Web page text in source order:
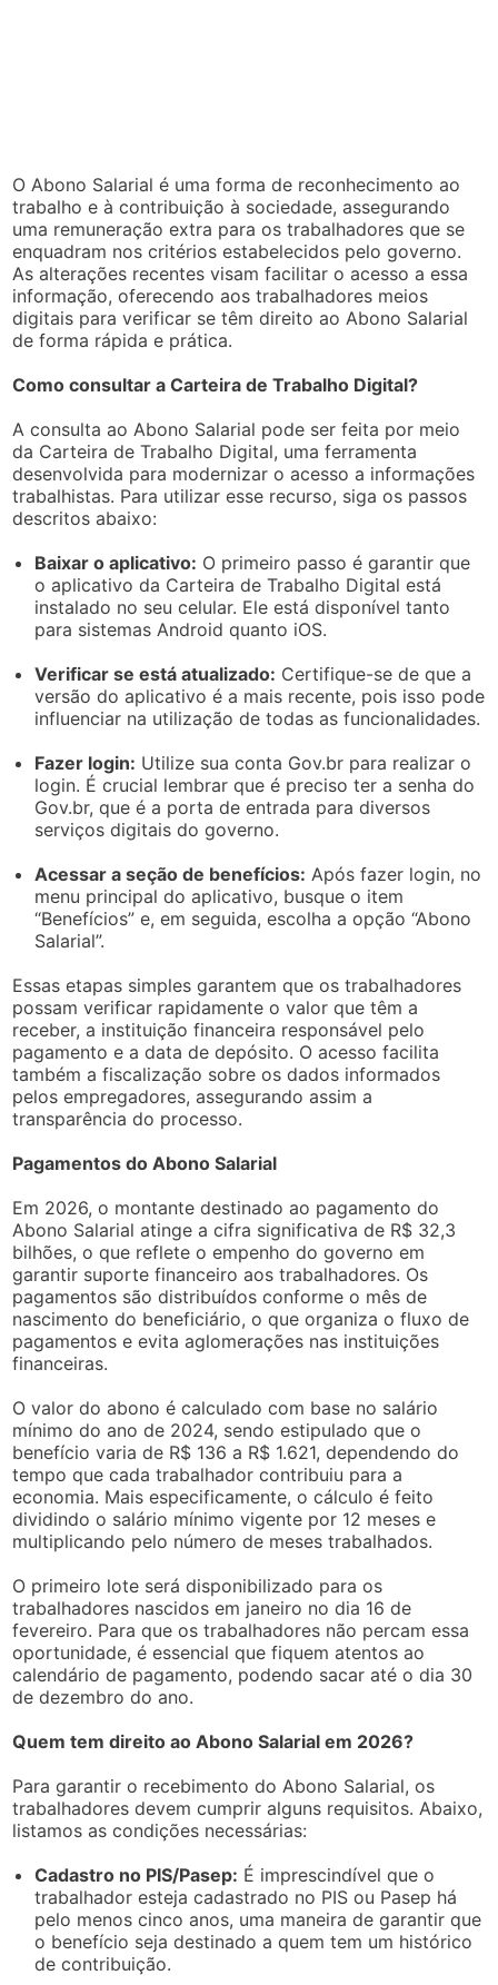
O Abono Salarial é uma forma de reconhecimento ao
trabalho e à contribuição à sociedade, assegurando
uma remuneração extra para os trabalhadores que se
enquadram nos critérios estabelecidos pelo governo.
As alterações recentes visam facilitar o acesso a essa
informação, oferecendo aos trabalhadores meios
digitais para verificar se têm direito ao Abono Salarial
de forma rápida e prática.
Como consultar a Carteira de Trabalho Digital?
A consulta ao Abono Salarial pode ser feita por meio
da Carteira de Trabalho Digital, uma ferramenta
desenvolvida para modernizar o acesso a informações
trabalhistas. Para utilizar esse recurso, siga os passos
descritos abaixo:
Baixar o aplicativo: O primeiro passo é garantir que
o aplicativo da Carteira de Trabalho Digital está
instalado no seu celular. Ele está disponível tanto
para sistemas Android quanto iOS.
Verificar se está atualizado: Certifique-se de que a
versão do aplicativo é a mais recente, pois isso pode
influenciar na utilização de todas as funcionalidades.
Fazer login: Utilize sua conta Gov.br para realizar o
login. É crucial lembrar que é preciso ter a senha do
Gov.br, que é a porta de entrada para diversos
serviços digitais do governo.
Acessar a seção de benefícios: Após fazer login, no
menu principal do aplicativo, busque o item
“Benefícios” e, em seguida, escolha a opção “Abono
Salarial”.
Essas etapas simples garantem que os trabalhadores
possam verificar rapidamente o valor que têm a
receber, a instituição financeira responsável pelo
pagamento e a data de depósito. O acesso facilita
também a fiscalização sobre os dados informados
pelos empregadores, assegurando assim a
transparência do processo.
Pagamentos do Abono Salarial
Em 2026, o montante destinado ao pagamento do
Abono Salarial atinge a cifra significativa de R$ 32,3
bilhões, o que reflete o empenho do governo em
garantir suporte financeiro aos trabalhadores. Os
pagamentos são distribuídos conforme o mês de
nascimento do beneficiário, o que organiza o fluxo de
pagamentos e evita aglomerações nas instituições
financeiras.
O valor do abono é calculado com base no salário
mínimo do ano de 2024, sendo estipulado que o
benefício varia de R$ 136 a R$ 1.621, dependendo do
tempo que cada trabalhador contribuiu para a
economia. Mais especificamente, o cálculo é feito
dividindo o salário mínimo vigente por 12 meses e
multiplicando pelo número de meses trabalhados.
O primeiro lote será disponibilizado para os
trabalhadores nascidos em janeiro no dia 16 de
fevereiro. Para que os trabalhadores não percam essa
oportunidade, é essencial que fiquem atentos ao
calendário de pagamento, podendo sacar até o dia 30
de dezembro do ano.
Quem tem direito ao Abono Salarial em 2026?
Para garantir o recebimento do Abono Salarial, os
trabalhadores devem cumprir alguns requisitos. Abaixo,
listamos as condições necessárias:
Cadastro no PIS/Pasep: É imprescindível que o
trabalhador esteja cadastrado no PIS ou Pasep há
pelo menos cinco anos, uma maneira de garantir que
o benefício seja destinado a quem tem um histórico
de contribuição.